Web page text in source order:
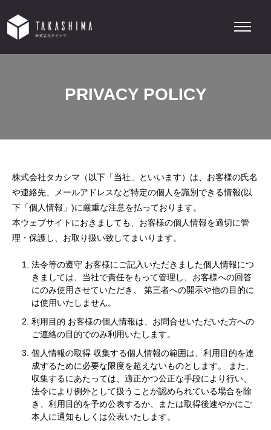
PRIVACY POLICY
株式会社タカシマ（以下「当社」といいます）は、お客様の氏名
や連絡先、メールアドレスなど特定の個人を識別できる情報(以
下「個人情報」)に厳重な注意を払っております。
本ウェブサイトにおきましても、お客様の個人情報を適切に管
理・保護し、お取り扱い致してまいります。
法令等の遵守 お客様にご記入いただきました個人情報につ
きましては、当社で責任をもって管理し、お客様への回答
にのみ使用させていただき、 第三者への開示や他の目的に
は使用いたしません。
利用目的 お客様の個人情報は、お問合せいただいた方への
ご連絡の目的でのみ利用いたします。
個人情報の取得 収集する個人情報の範囲は、利用目的を達
成するために必要な限度を超えないものとします。 また、
収集するにあたっては、適正かつ公正な手段により行い、
法令により例外として扱うことが認められている場合を除
き、利用目的を予め公表するか、または取得後速やかにご
本人に通知もしくは公表いたします。